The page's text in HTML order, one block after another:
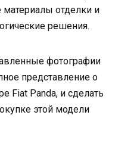
отделки и
решения.
фотографии
представление о
Fiat Panda, и сделать
этой модели